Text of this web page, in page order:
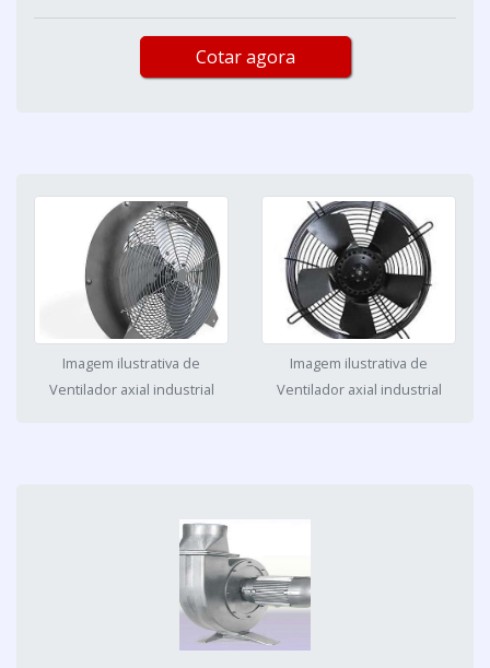
Cotar agora
Imagem ilustrativa de
Ventilador axial industrial
Imagem ilustrativa de
Ventilador axial industrial